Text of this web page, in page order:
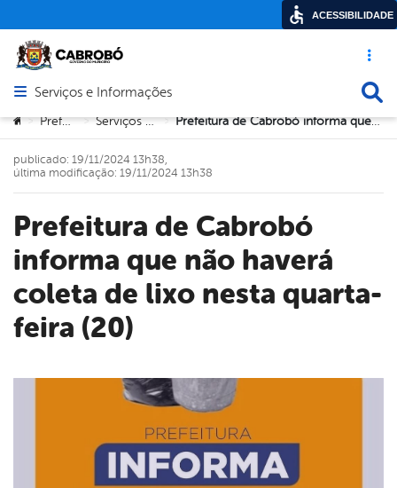
Acesso
Abrir menu principal de navegação
Serviços e Informações
Você está aqui:
> Prefeitura > Serviços Digitais > Prefeitura de Cabrobó informa que não haverá coleta de lixo nesta quarta-feira (20)
Prefeitura de Cabrobó
informa que não haverá
coleta de lixo nesta quarta-
feira (20)
publicado: 19/11/2024 13h38,
última modificação: 19/11/2024 13h38
ACESSIBILIDADE